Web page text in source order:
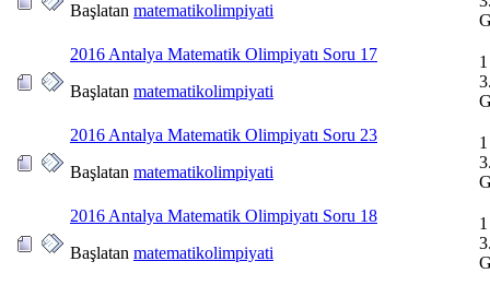
Başlatan matematikolimpiyati
2016 Antalya Matematik Olimpiyatı Soru 17
Başlatan matematikolimpiyati
2016 Antalya Matematik Olimpiyatı Soru 23
Başlatan matematikolimpiyati
2016 Antalya Matematik Olimpiyatı Soru 18
Başlatan matematikolimpiyati